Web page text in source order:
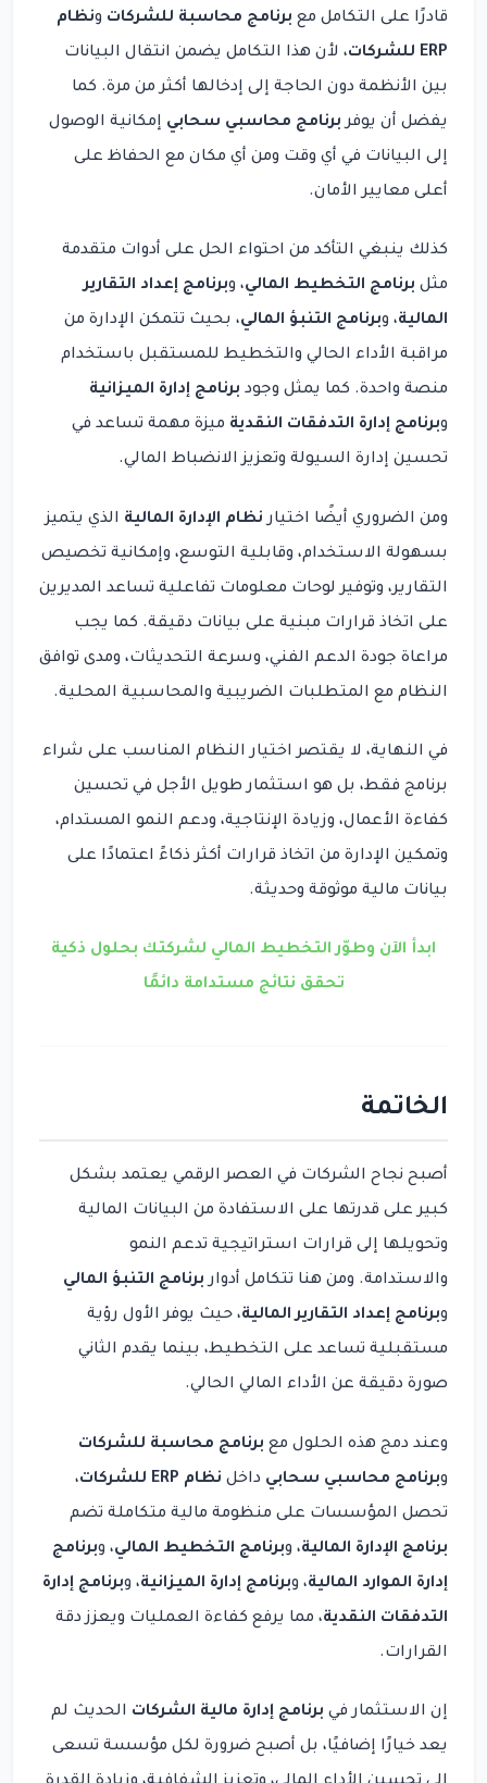
قادرًا على التكامل مع برنامج محاسبة للشركات ونظام
ERP للشركات
، لأن هذا التكامل يضمن انتقال البيانات
بين الأنظمة دون الحاجة إلى إدخالها أكثر من مرة. كما
يفضل أن يوفربرنامج محاسبي سحابي إمكانية الوصول
إلى البيانات في أي وقت ومن أي مكان مع الحفاظ على
أعلى معايير الأمان.
كذلك ينبغي التأكد من احتواء الحل على أدوات متقدمة
مثل برنامج التخطيط المالي، وبرنامج إعداد التقارير
المالية، وبرنامج التنبؤ المالي، بحيث تتمكن الإدارة من
مراقبة الأداء الحالي والتخطيط للمستقبل باستخدام
منصة واحدة. كما يمثل وجود برنامج إدارة الميزانية
وبرنامج إدارة التدفقات النقدية ميزة مهمة تساعد في
تحسين إدارة السيولة وتعزيز الانضباط المالي.
ومن الضروري أيضًا اختيارنظام الإدارة المالية الذي يتميز
بسهولة الاستخدام، وقابلية التوسع، وإمكانية تخصيص
التقارير، وتوفير لوحات معلومات تفاعلية تساعد المديرين
على اتخاذ قرارات مبنية على بيانات دقيقة. كما يجب
مراعاة جودة الدعم الفني، وسرعة التحديثات، ومدى توافق
النظام مع المتطلبات الضريبية والمحاسبية المحلية.
في النهاية، لا يقتصر اختيار النظام المناسب على شراء
برنامج فقط، بل هو استثمار طويل الأجل في تحسين
كفاءة الأعمال، وزيادة الإنتاجية، ودعم النمو المستدام،
وتمكين الإدارة من اتخاذ قرارات أكثر ذكاءً اعتمادًا على
بيانات مالية موثوقة وحديثة.
ابدأ الآن وطوّر التخطيط المالي لشركتك بحلول ذكية
تحقق نتائج مستدامة دائمًا
الخاتمة
أصبح نجاح الشركات في العصر الرقمي يعتمد بشكل
كبير على قدرتها على الاستفادة من البيانات المالية
وتحويلها إلى قرارات استراتيجية تدعم النمو
والاستدامة. ومن هنا تتكامل أدواربرنامج التنبؤ المالي
وبرنامج إعداد التقارير المالية، حيث يوفر الأول رؤية
مستقبلية تساعد على التخطيط، بينما يقدم الثاني
صورة دقيقة عن الأداء المالي الحالي.
وعند دمج هذه الحلول مع برنامج محاسبة للشركات
وبرنامج محاسبي سحابي داخل نظام ERP للشركات
،
تحصل المؤسسات على منظومة مالية متكاملة تضم
برنامج الإدارة المالية، وبرنامج التخطيط المالي، وبرنامج
إدارة الموارد المالية، وبرنامج إدارة الميزانية، وبرنامج إدارة
التدفقات النقدية، مما يرفع كفاءة العمليات ويعزز دقة
القرارات.
إن الاستثمار في برنامج إدارة مالية الشركات الحديث لم
يعد خيارًا إضافيًا، بل أصبح ضرورة لكل مؤسسة تسعى